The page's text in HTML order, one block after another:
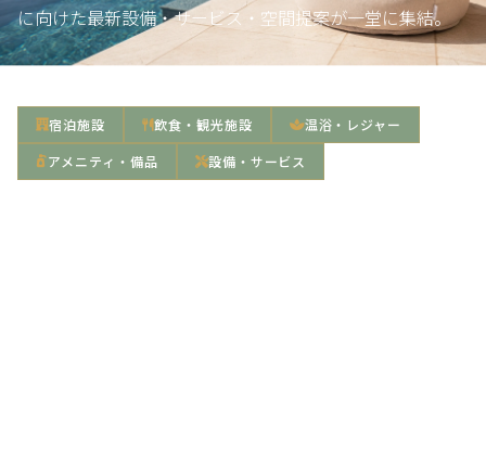
に向けた最新設備・サービス・空間提案が一堂に集結。
宿泊施設 飲食・観光施設
温浴・レジャー
アメニティ・備品
設備・サービス